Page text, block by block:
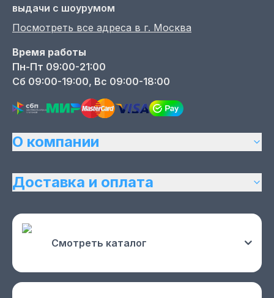
выдачи с шоурумом
Посмотреть все адреса в г. Москва
Время работы
Пн-Пт 09:00-21:00
Сб 09:00-19:00, Вс 09:00-18:00
О компании
Доставка и оплата
Смотреть каталог